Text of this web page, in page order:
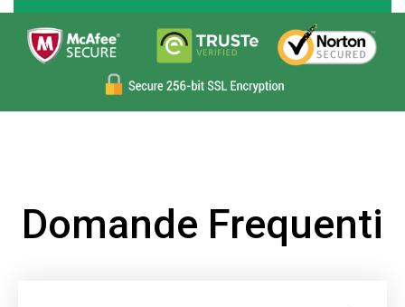
Domande Frequenti